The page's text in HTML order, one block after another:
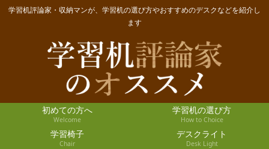
学習机評論家・収納マンが、学習机の選び方やおすすめのデスクなどを紹介し
ます
初めての方へ
Welcome
学習机の選び方
How to Choice
学習椅子
Chair
デスクライト
Desk Light